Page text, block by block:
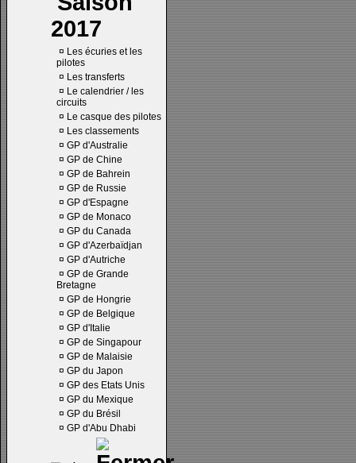
2017
¤ Les écuries et les
pilotes
¤ Les transferts
¤ Le calendrier / les
circuits
¤ Le casque des pilotes
¤ Les classements
¤ GP d'Australie
¤ GP de Chine
¤ GP de Bahrein
¤ GP de Russie
¤ GP d'Espagne
¤ GP de Monaco
¤ GP du Canada
¤ GP d'Azerbaïdjan
¤ GP d'Autriche
¤ GP de Grande
Bretagne
¤ GP de Hongrie
¤ GP de Belgique
¤ GP d'Italie
¤ GP de Singapour
¤ GP de Malaisie
¤ GP du Japon
¤ GP des Etats Unis
¤ GP du Mexique
¤ GP du Brésil
¤ GP d'Abu Dhabi